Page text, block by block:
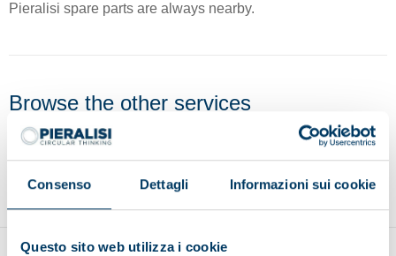
Consenso Dettagli Informazioni sui cookie
Questo sito web utilizza i cookie
Pieralisi spare parts are always nearby.
Browse the other services
Original spare parts Remote control Predictive